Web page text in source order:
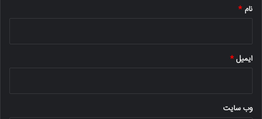
نام *
ایمیل*
وب‌ سایت